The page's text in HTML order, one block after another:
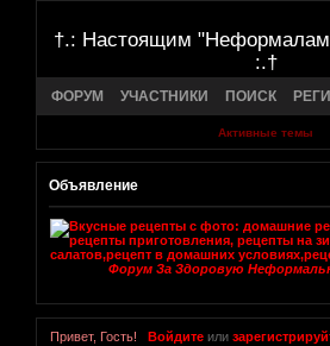
†.: Настоящим
:.†
ФОРУМ УЧАСТНИКИ ПОИСК
Активные темы
Объявление
Форум За Здоровую
Привет, Гость! Войдитеили